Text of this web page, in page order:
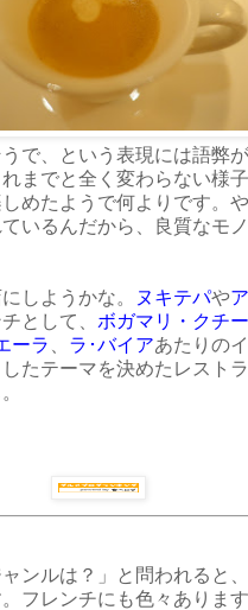
で、という表現には語弊
までと全く変わらない様
めたようで何よりです。
いるんだから、良質なモ
しようかな。 ヌキテパや
として、 ボガマリ・クチ
ーラ ラ･バイアあたりの
たテーマを決めたレスト
ャンルは？」と問われると
フレンチにも色々ありま